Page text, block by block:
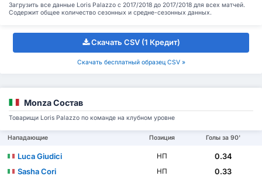
Загрузить все данные Loris Palazzo с 2017/2018 до 2017/2018 для всех матчей.
Содержит общее количество сезонных и средне-сезонных данных.
Скачать CSV (1 Кредит)
Скачать бесплатный образец CSV »
Monza Состав
Товарищи Loris Palazzo по команде на клубном уровне
Нападающие Позиция Голы за 90'
Luca Giudici НП
0.34
Sasha Cori
НП
0.33